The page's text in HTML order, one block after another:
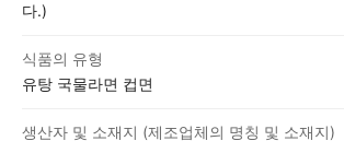
다.)
식품의 유형
유탕 국물라면 컵면
생산자 및 소재지 (제조업체의 명칭 및 소재지)